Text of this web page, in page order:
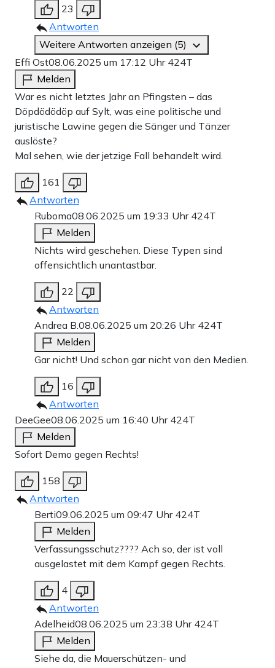
23
Antworten
Weitere Antworten anzeigen (5)
Effi Ost08.06.2025 um 17:12 Uhr 424T
Melden
War es nicht letztes Jahr an Pfingsten – das
Döpdödödöp auf Sylt, was eine politische und
juristische Lawine gegen die Sänger und Tänzer
auslöste?
Mal sehen, wie der jetzige Fall behandelt wird.
161
Antworten
Ruboma08.06.2025 um 19:33 Uhr 424T
Melden
Nichts wird geschehen. Diese Typen sind
offensichtlich unantastbar.
22
Antworten
Andrea B. 08.06.2025 um 20:26 Uhr 424T
Melden
Gar nicht! Und schon gar nicht von den Medien.
16
Antworten
DeeGee08.06.2025 um 16:40 Uhr 424T
Melden
Sofort Demo gegen Rechts!
158
Antworten
Berti09.06.2025 um 09:47 Uhr 424T
Melden
Verfassungsschutz???? Ach so, der ist voll
ausgelastet mit dem Kampf gegen Rechts.
4
Antworten
Adelheid08.06.2025 um 23:38 Uhr 424T
Melden
Siehe da, die Mauerschützen- und